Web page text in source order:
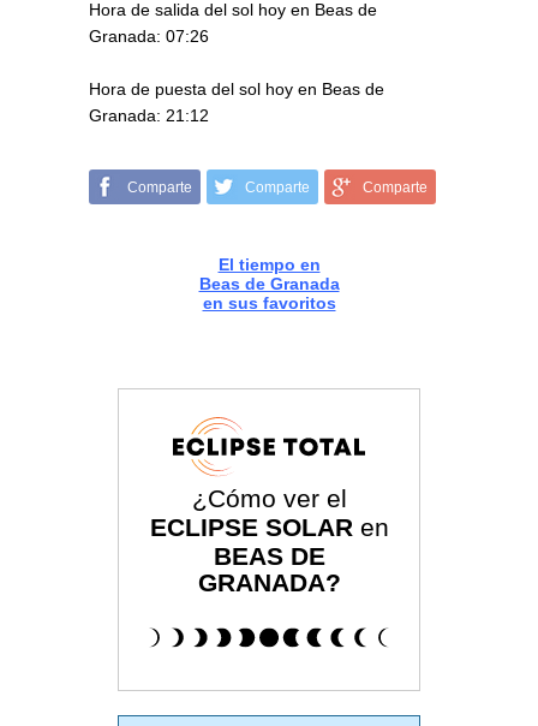
Hora de salida del sol hoy en Beas de
Granada: 07:26
Hora de puesta del sol hoy en Beas de
Granada: 21:12
Comparte Comparte Comparte
El tiempo en
Beas de Granada
en sus favoritos
¿Cómo ver el
ECLIPSE SOLAR en
BEAS DE
GRANADA?